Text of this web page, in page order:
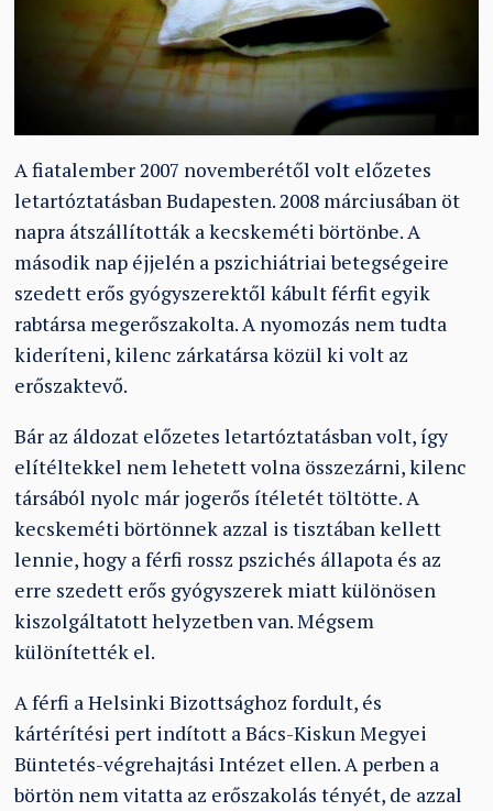
A fiatalember 2007 novemberétől volt előzetes
letartóztatásban Budapesten. 2008 márciusában öt
napra átszállították a kecskeméti börtönbe. A
második nap éjjelén a pszichiátriai betegségeire
szedett erős gyógyszerektől kábult férfit egyik
rabtársa megerőszakolta. A nyomozás nem tudta
kideríteni, kilenc zárkatársa közül ki volt az
erőszaktevő.
Bár az áldozat előzetes letartóztatásban volt, így
elítéltekkel nem lehetett volna összezárni, kilenc
társából nyolc már jogerős ítéletét töltötte. A
kecskeméti börtönnek azzal is tisztában kellett
lennie, hogy a férfi rossz pszichés állapota és az
erre szedett erős gyógyszerek miatt különösen
kiszolgáltatott helyzetben van. Mégsem
különítették el.
A férfi a Helsinki Bizottsághoz fordult, és
kártérítési pert indított a Bács-Kiskun Megyei
Büntetés-végrehajtási Intézet ellen. A perben a
börtön nem vitatta az erőszakolás tényét, de azzal